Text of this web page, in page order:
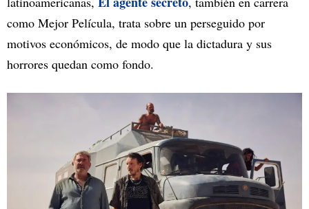
como Mejor Película, trata sobre un perseguido por
motivos económicos, de modo que la dictadura y sus
horrores quedan como fondo.